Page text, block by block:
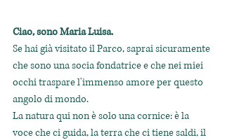
Ciao, sono Maria Luisa.
Se hai già visitato il Parco, saprai sicuramente
che sono una socia fondatrice e che nei miei
occhi traspare l'immenso amore per questo
angolo di mondo.
La natura qui non è solo una cornice: è la
voce che ci guida, la terra che ci tiene saldi, il